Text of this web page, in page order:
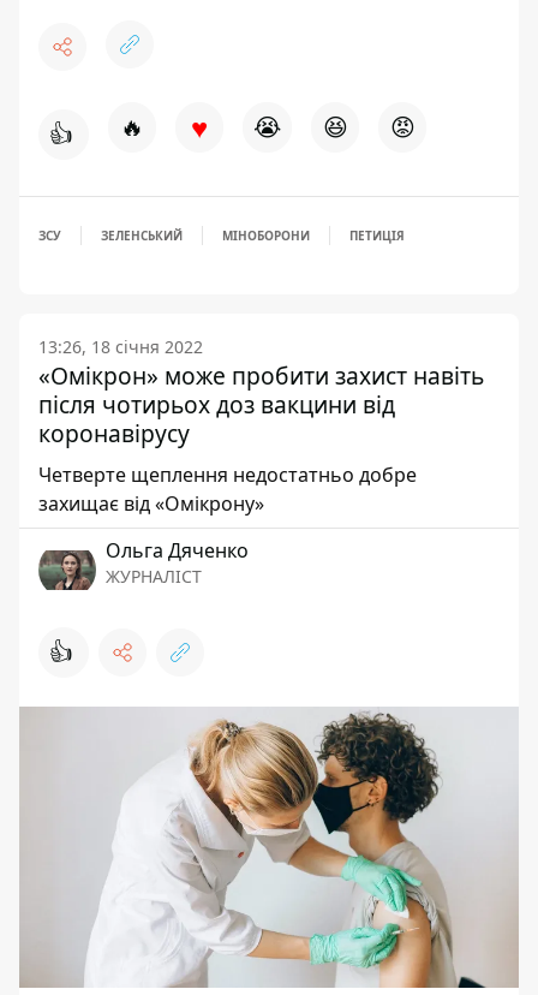
👍 🔥 ♥ 😭 😆 😡
ЗСУ ЗЕЛЕНСЬКИЙ МІНОБОРОНИ ПЕТИЦІЯ
13:26, 18 січня 2022
«Омікрон» може пробити захист навіть
після чотирьох доз вакцини від
коронавірусу
Четверте щеплення недостатньо добре
захищає від «Омікрону»
Ольга Дяченко
ЖУРНАЛІСТ
👍